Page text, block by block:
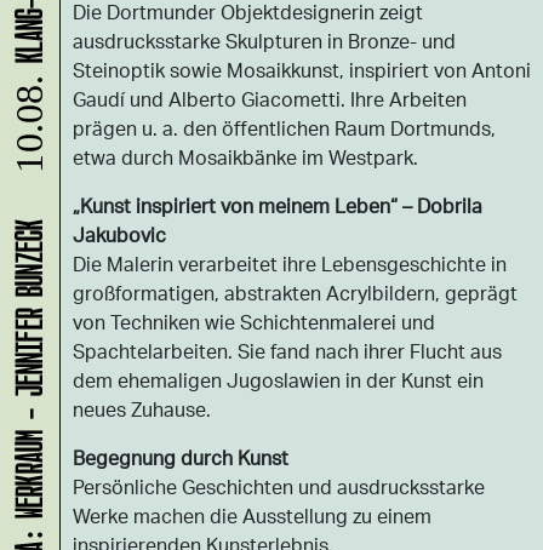
Die Dortmunder Objektdesignerin zeigt
ausdrucksstarke Skulpturen in Bronze- und
Steinoptik sowie Mosaikkunst, inspiriert von Antoni
Gaudí und Alberto Giacometti. Ihre Arbeiten
prägen u. a. den öffentlichen Raum Dortmunds,
etwa durch Mosaikbänke im Westpark.
„Kunst inspiriert von meinem Leben“ – Dobrila
Jakubovic
Die Malerin verarbeitet ihre Lebensgeschichte in
großformatigen, abstrakten Acrylbildern, geprägt
von Techniken wie Schichtenmalerei und
Spachtelarbeiten. Sie fand nach ihrer Flucht aus
dem ehemaligen Jugoslawien in der Kunst ein
neues Zuhause.
Begegnung durch Kunst
Persönliche Geschichten und ausdrucksstarke
Werke machen die Ausstellung zu einem
inspirierenden Kunsterlebnis.
LADEN 1A: WERKRAUM - JENNIFER BUNZECK
10.08.